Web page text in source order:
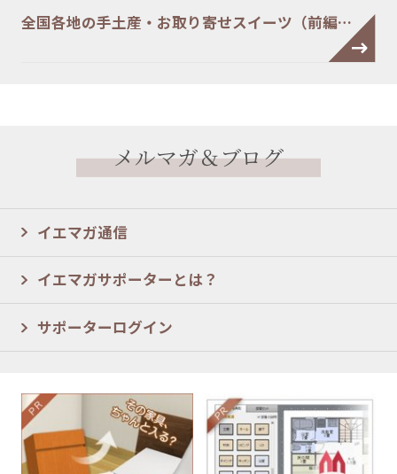
全国各地の手土産・お取り寄せスイーツ（前編…
メルマガ＆ブログ
イエマガ通信
イエマガサポーターとは？
サポーターログイン